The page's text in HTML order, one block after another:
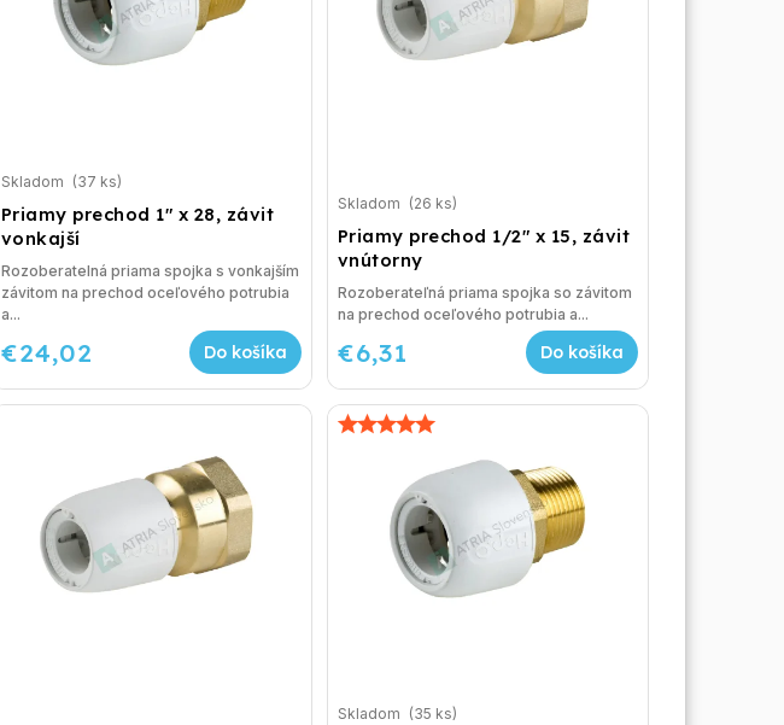
Priamy prechod 1" x 28, závit
vonkajší
Skladom (37 ks)
€24,02 Do košíka
Rozoberatelná priama spojka s vonkajším
závitom na prechod oceľového potrubia
a...
Priamy prechod 1/2" x 15, závit
vnútorny
Skladom (26 ks)
€6,31 Do košíka
Rozoberateľná priama spojka so závitom
na prechod oceľového potrubia a...
Skladom (35 ks)